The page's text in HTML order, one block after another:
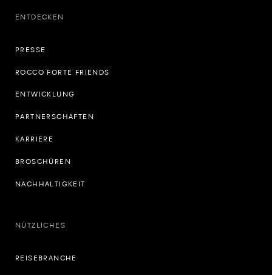
ENTDECKEN
PRESSE
ROCCO FORTE FRIENDS
ENTWICKLUNG
PARTNERSCHAFTEN
KARRIERE
BROSCHÜREN
NACHHALTIGKEIT
NÜTZLICHES
REISEBRANCHE